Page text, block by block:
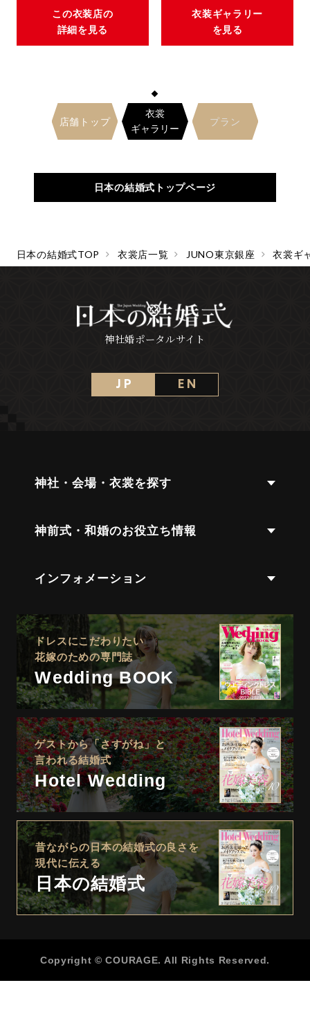
日本の結婚式TOP 衣裳店一覧 JUNO東京銀座 衣裳ギ
この衣装店の
詳細を見る
衣装ギャラリー
を見る
店舗トップ
衣裳
ギャラリー
プラン
日本の結婚式トップページ
神社婚ポータルサイト
J P E N
神社・会場・衣裳を探す
神前式・和婚のお役立ち情報
インフォメーション
ドレスにこだわりたい
花嫁のための専門誌
Wedding BOOK
ゲストから「さすがね」と
言われる結婚式
Hotel Wedding
昔ながらの日本の結婚式の良さを
現代に伝える
日本の結婚式
Copyright © COURAGE. All Rights Reserved.